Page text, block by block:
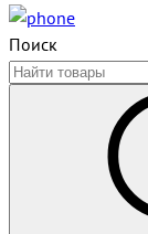
Поиск